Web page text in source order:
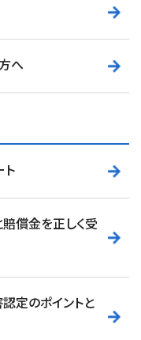
へ
償金を正しく受
定のポイントと